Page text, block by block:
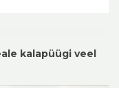
kalapüügi veel